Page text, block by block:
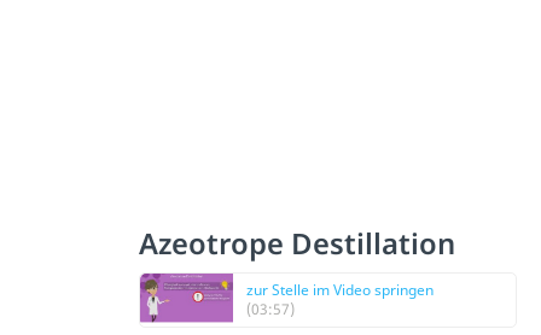
Azeotrope Destillation
zur Stelle im Video springen
(03:57)